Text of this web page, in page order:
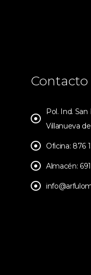
Contacto
Pol. Ind. San
Villanueva
Oficina: 876
Almacén: